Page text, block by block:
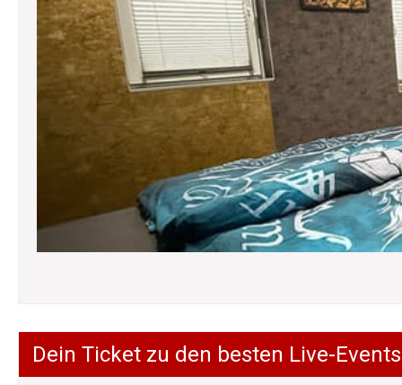
Dein Ticket zu den besten Live-Events